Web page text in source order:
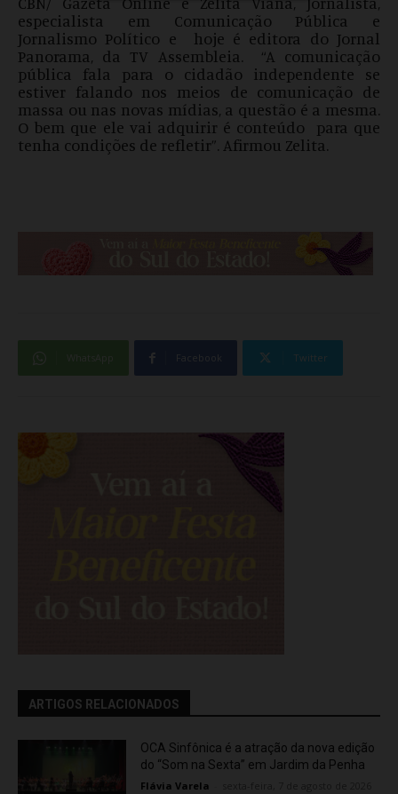
especialista em Comunicação Pública e
Jornalismo Político e hoje é editora do Jornal
Panorama, da TV Assembleia. “A comunicação
pública fala para o cidadão independente se
estiver falando nos meios de comunicação de
massa ou nas novas mídias, a questão é a mesma.
O bem que ele vai adquirir é conteúdo para que
tenha condições de refletir”. Afirmou Zelita.
Facebook Twitter
ARTIGOS RELACIONADOS
OCA Sinfônica é a atração da nova edição
do “Som na Sexta” em Jardim da Penha
Flávia Varela